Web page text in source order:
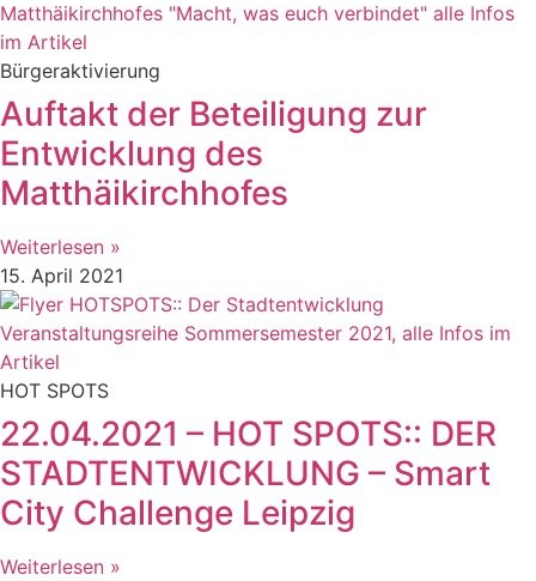
Bürgeraktivierung
Auftakt der Beteiligung zur
Entwicklung des
Matthäikirchhofes
Weiterlesen »
15. April 2021
HOT SPOTS
22.04.2021 – HOT SPOTS:: DER
STADTENTWICKLUNG – Smart
City Challenge Leipzig
Weiterlesen »